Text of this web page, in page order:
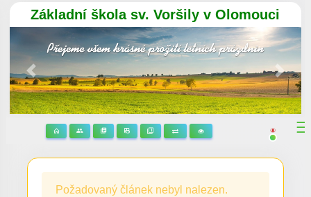
Základní škola sv. Voršily v Olomouci
Předchozí
Požadovaný článek nebyl nalezen.